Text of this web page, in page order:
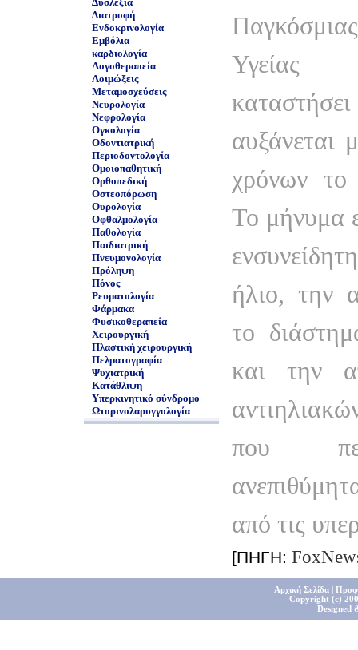
Διατροφή
Ενδοκρινολογία
Εμβόλια
καρδιολογία
Λογοθεραπεία
Λοιμώξεις
Μεταμοσχεύσεις
Νευρολογία
Νεφρολογία
Ογκολογία
Οδοντιατρική
Περιοδοντολογία
Ομοιοπαθητική
Ορθοπεδική
Οστεοπόρωση
Ουρολογία
Οφθαλμολογία
Παθολογία
Παιδιατρική
Πνευμονολογία
Πρόληψη
Πόνος
Ρευματολογία
Φάρμακα
Φυσικοθεραπεία
Χειρουργική
Πλαστική χειρουργική
Πελματογραφία
Ψυχιατρική
Κατάθλιψη
Υπερκινητικό σύνδρομο
Ωτορινολαρυγγολογία
Υγείας
αυξάνεται
χρόνων το
Το μήνυμα
ήλιο, την
το
και την
που
από τις
[ΠΗΓΗ:
Αρχική Σελίδα|
Copyright (c)
Designed